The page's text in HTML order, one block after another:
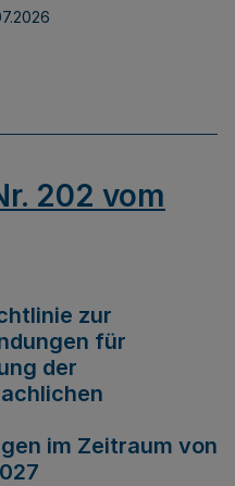
202 vom
zur
für
der
im Zeitraum von